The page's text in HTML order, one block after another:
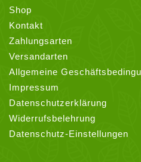
Shop
Kontakt
Zahlungsarten
Versandarten
Allgemeine
Impressum
Datenschutzerklärung
Widerrufsbelehrung
Datenschutz-Einstellungen